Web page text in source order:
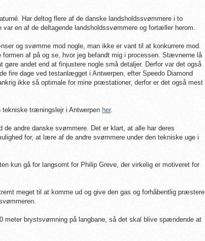
Har deltog flere af de danske landsholdssvømmere i to
en af de deltagende landsholdssvømmere og fortæller herom.
og svømme mod nogle, man ikke er vant til at konkurrere mod.
af på og se, hvor jeg befandt mig i processen. Stævnerne lå
andet end at finjustere nogle små detaljer. Derfor var det også
fire dage ved testanlægget i Antwerpen, efter Speedo Diamond
ikke så optimale for mine præstationer, derfor er det også mest
tekniske træningslejr i Antwerpen her.
andre danske svømmere. Det er klart, at alle har deres
for, at lære af de andre svømmere under den tekniske uge i
kun gå for langsomt for Philip Greve, der virkelig er motiveret for
meget til at komme ud og give den gas og forhåbentlig præstere
meter brystsvømning på langbane, så det skal blive spændende at